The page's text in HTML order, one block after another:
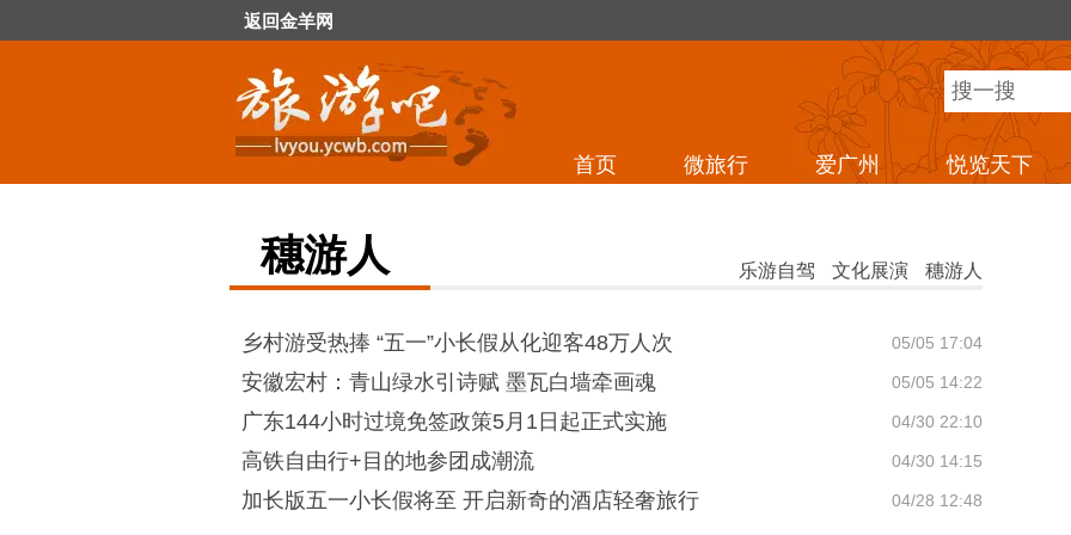
返回金羊网
首页 微旅行 爱广州 悦览天下
乐游自驾 文化展演 穗游人
穗游人
05/05 17:04
乡村游受热捧 “五一”小长假从化迎客48万人次
05/05 14:22
安徽宏村：青山绿水引诗赋 墨瓦白墙牵画魂
04/30 22:10
广东144小时过境免签政策5月1日起正式实施
04/30 14:15
高铁自由行+目的地参团成潮流
04/28 12:48
加长版五一小长假将至 开启新奇的酒店轻奢旅行